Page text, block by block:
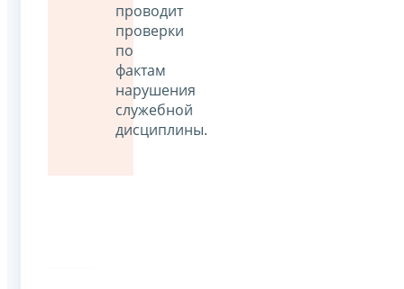
проводит
проверки
по
фактам
нарушения
служебной
дисциплины.